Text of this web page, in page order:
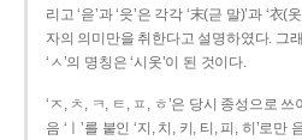
리고 ‘읃’과 ‘읏’은 각각 ‘末(귿 말)’과 ‘衣
자의 의미만을 취한다고 설명하였다. 그래
‘ㅅ’의 명칭은 ‘시옷’이 된 것이다.
‘ㅈ, ㅊ, ㅋ, ㅌ, ㅍ, ㅎ’은 당시 종성으로
음 ‘ㅣ’를 붙인 ‘지, 치, 키, 티, 피, 히’로